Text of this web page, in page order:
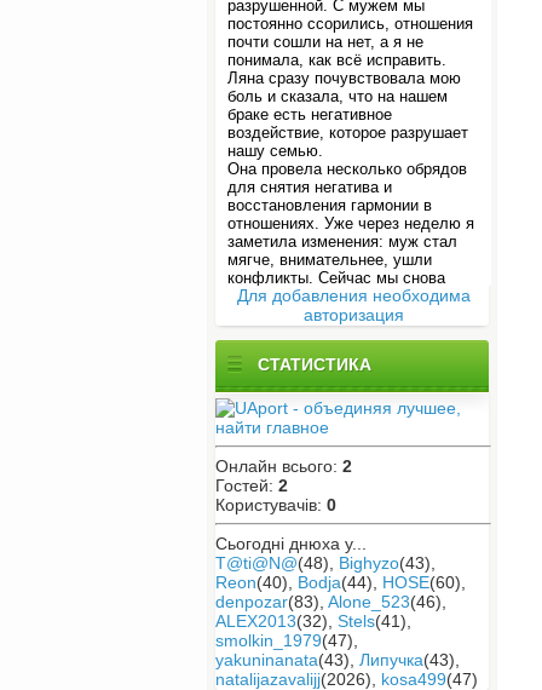
Для добавления необходима
авторизация
СТАТИСТИКА
Онлайн всього: 2
Гостей: 2
Користувачів: 0
Сьогодні днюха у...
T@ti@N@(48) Bighyzo(43)
Reon(40) Bodja(44) HOSE(60)
denpozar(83) Alone_523(46)
ALEX2013(32) Stels(41)
smolkin_1979(47)
yakuninanata(43) Липучка(43)
natalijazavalijj(2026) kosa499(47)